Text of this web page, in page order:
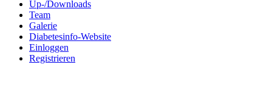
Up-/Downloads
Team
Galerie
Diabetesinfo-Website
Einloggen
Registrieren